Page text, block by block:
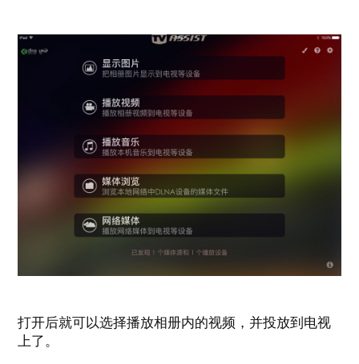
打开后就可以选择播放相册内的视频，并投放到电视
上了。